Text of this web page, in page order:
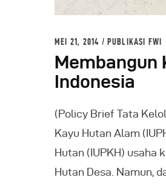
MEI 21, 2014 PUBLIKASI FWI
Membangun
Indonesia
(Policy Brief Tata
Kayu Hutan Alam
Hutan (IUPKH) usaha
Hutan Desa. Namun,